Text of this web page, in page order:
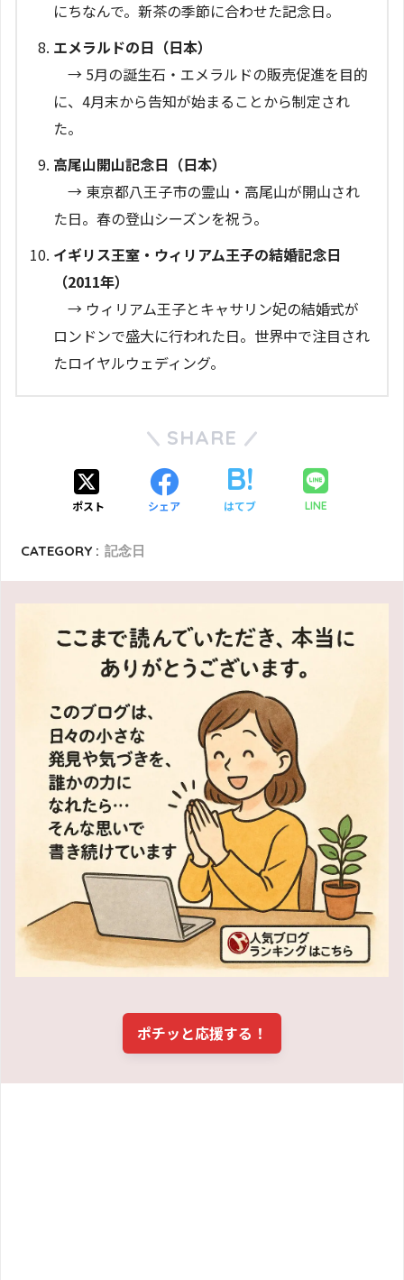
にちなんで。新茶の季節に合わせた記念日。
エメラルドの日（日本）
→ 5月の誕生石・エメラルドの販売促進を目的
に、4月末から告知が始まることから制定され
た。
高尾山開山記念日（日本）
→ 東京都八王子市の霊山・高尾山が開山され
た日。春の登山シーズンを祝う。
イギリス王室・ウィリアム王子の結婚記念日
（2011年）
→ ウィリアム王子とキャサリン妃の結婚式が
ロンドンで盛大に行われた日。世界中で注目され
たロイヤルウェディング。
SHARE
ポスト シェア はてブ LINE
CATEGORY : 記念日
ポチッと応援する！